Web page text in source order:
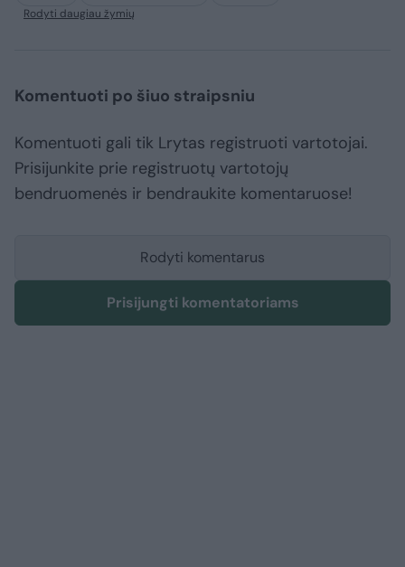
Rodyti daugiau žymių
Komentuoti po šiuo straipsniu
Komentuoti gali tik Lrytas registruoti vartotojai.
Prisijunkite prie registruotų vartotojų
bendruomenės ir bendraukite komentaruose!
Rodyti komentarus
Prisijungti komentatoriams